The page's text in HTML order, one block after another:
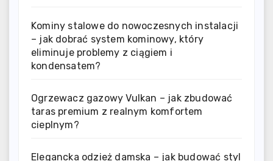
Kominy stalowe do nowoczesnych instalacji
– jak dobrać system kominowy, który
eliminuje problemy z ciągiem i
kondensatem?
Ogrzewacz gazowy Vulkan – jak zbudować
taras premium z realnym komfortem
cieplnym?
Elegancka odzież damska – jak budować styl